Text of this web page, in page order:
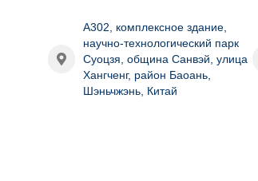
A302, комплексное здание,
научно-технологический парк
Суоцзя, община Санвэй, улица
Хангченг, район Баоань,
Шэньчжэнь, Китай